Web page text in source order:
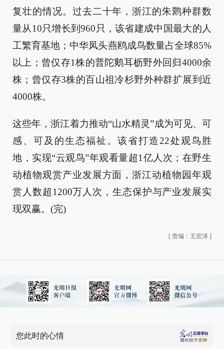
复壮的情况。过去二十年，浙江的朱鹮种群数
量从10只增长到960只，该省建成中国最大的人
工繁育基地；中华凤头燕鸥成鸟数量占全球85%
以上；曾仅存1株的普陀鹅耳枥野外回归4000余
株；曾仅存3株的百山祖冷杉野外种群扩展到近
4000株。
这些年，浙江着力推动“山水精灵”成为可见、可
感、可及的生态福祉。该省打造22处观鸟胜
地，实现“云观鸟”年观看量超1亿人次；在野生
动植物观赏产业发展方面，浙江动植物园年观
赏人数超1200万人次，生态保护与产业发展实
现双赢。(完)
[ 责编：王宏泽 ]
您此时的心情